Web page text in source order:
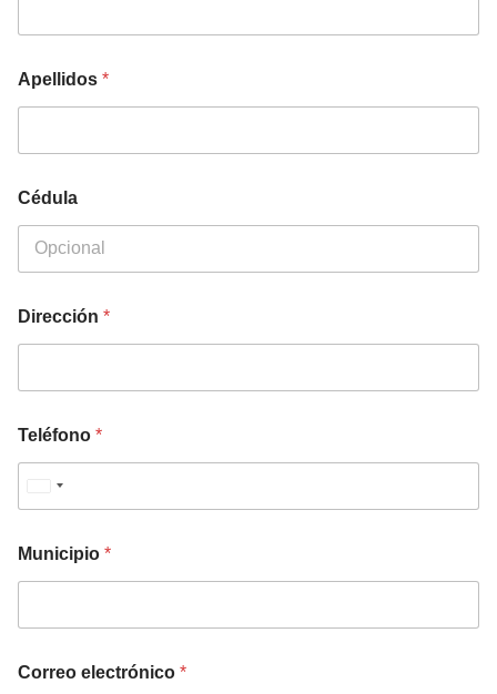
Apellidos *
Cédula
Dirección *
Teléfono *
i
t
d
Municipio *
Correo electrónico *